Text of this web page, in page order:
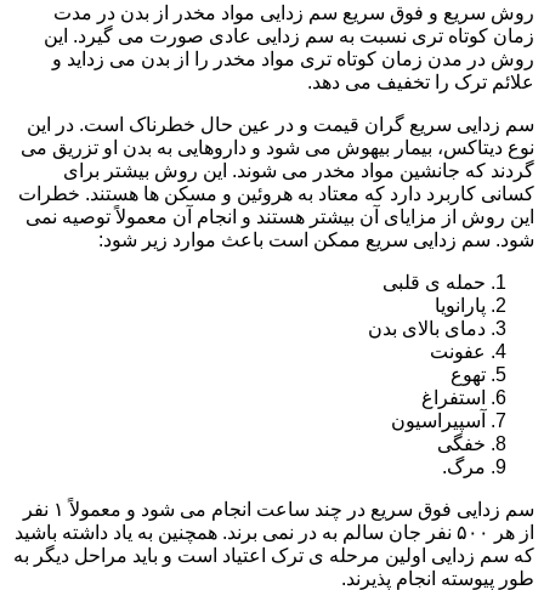
روش سریع و فوق سریع سم زدایی مواد مخدر از بدن در مدت
زمان کوتاه تری نسبت به سم زدایی عادی صورت می گیرد. این
روش در مدن زمان کوتاه تری مواد مخدر را از بدن می زداید و
علائم ترک را تخفیف می دهد.
سم زدایی سریع گران قیمت و در عین حال خطرناک است. در این
نوع دیتاکس، بیمار بیهوش می شود و داروهایی به بدن او تزریق می
گردند که جانشین مواد مخدر می شوند. این روش بیشتر برای
کسانی کاربرد دارد که معتاد به هروئین و مسکن ها هستند. خطرات
این روش از مزایای آن بیشتر هستند و انجام آن معمولاً توصیه نمی
شود. سم زدایی سریع ممکن است باعث موارد زیر شود:
حمله ی قلبی
پارانویا
دمای بالای بدن
عفونت
تهوع
استفراغ
آسپیراسیون
خفگی
مرگ.
سم زدایی فوق سریع در چند ساعت انجام می شود و معمولاً ۱ نفر
از هر ۵۰۰ نفر جان سالم به در نمی برند. همچنین به یاد داشته باشید
که سم زدایی اولین مرحله ی ترک اعتیاد است و باید مراحل دیگر به
طور پیوسته انجام پذیرند.